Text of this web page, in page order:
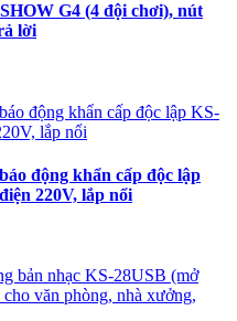
G4 (4 đội chơi), nút
lời
động khẩn cấp độc lập
220V, lắp nổi